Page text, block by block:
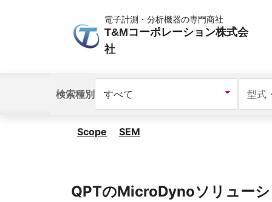
電子計測・分析機器の専門商社
T&Mコーポレーション株式会
社
検索種別
Scope SEM
QPTのMicroDynoソリュー